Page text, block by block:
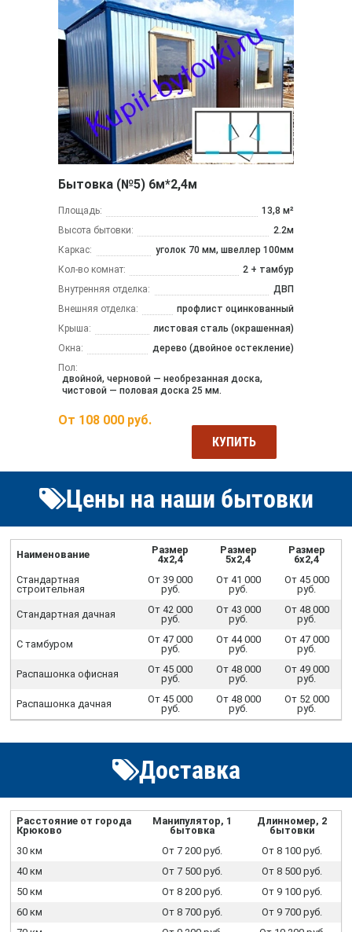
Бытовка (№5) 6м*2,4м
Площадь:
13,8 м²
Высота бытовки:
2.2м
Каркас:
уголок 70 мм, швеллер 100мм
Кол-во комнат:
2 + тамбур
Внутренняя отделка:
ДВП
Внешняя отделка:
профлист оцинкованный
Крыша:
листовая сталь (окрашенная)
Окна:
дерево (двойное остекление)
Пол:
двойной, черновой — необрезанная доска,
чистовой — половая доска 25 мм.
От 108 000 руб.
КУПИТЬ
Цены на наши бытовки
Наименование
Размер
4х2,4
Размер
5х2,4
Размер
6х2,4
Стандартная
строительная
От 39 000
руб.
От 41 000
руб.
От 45 000
руб.
Стандартная дачная
От 42 000
руб.
От 43 000
руб.
От 48 000
руб.
С тамбуром
От 47 000
руб.
От 44 000
руб.
От 47 000
руб.
Распашонка офисная
От 45 000
руб.
От 48 000
руб.
От 49 000
руб.
Распашонка дачная
От 45 000
руб.
От 48 000
руб.
От 52 000
руб.
Доставка
Расстояние от города
Крюково
Манипулятор, 1
бытовка
Длинномер, 2
бытовки
30 км
От 7 200 руб.
От 8 100 руб.
40 км
От 7 500 руб.
От 8 500 руб.
50 км
От 8 200 руб.
От 9 100 руб.
60 км
От 8 700 руб.
От 9 700 руб.